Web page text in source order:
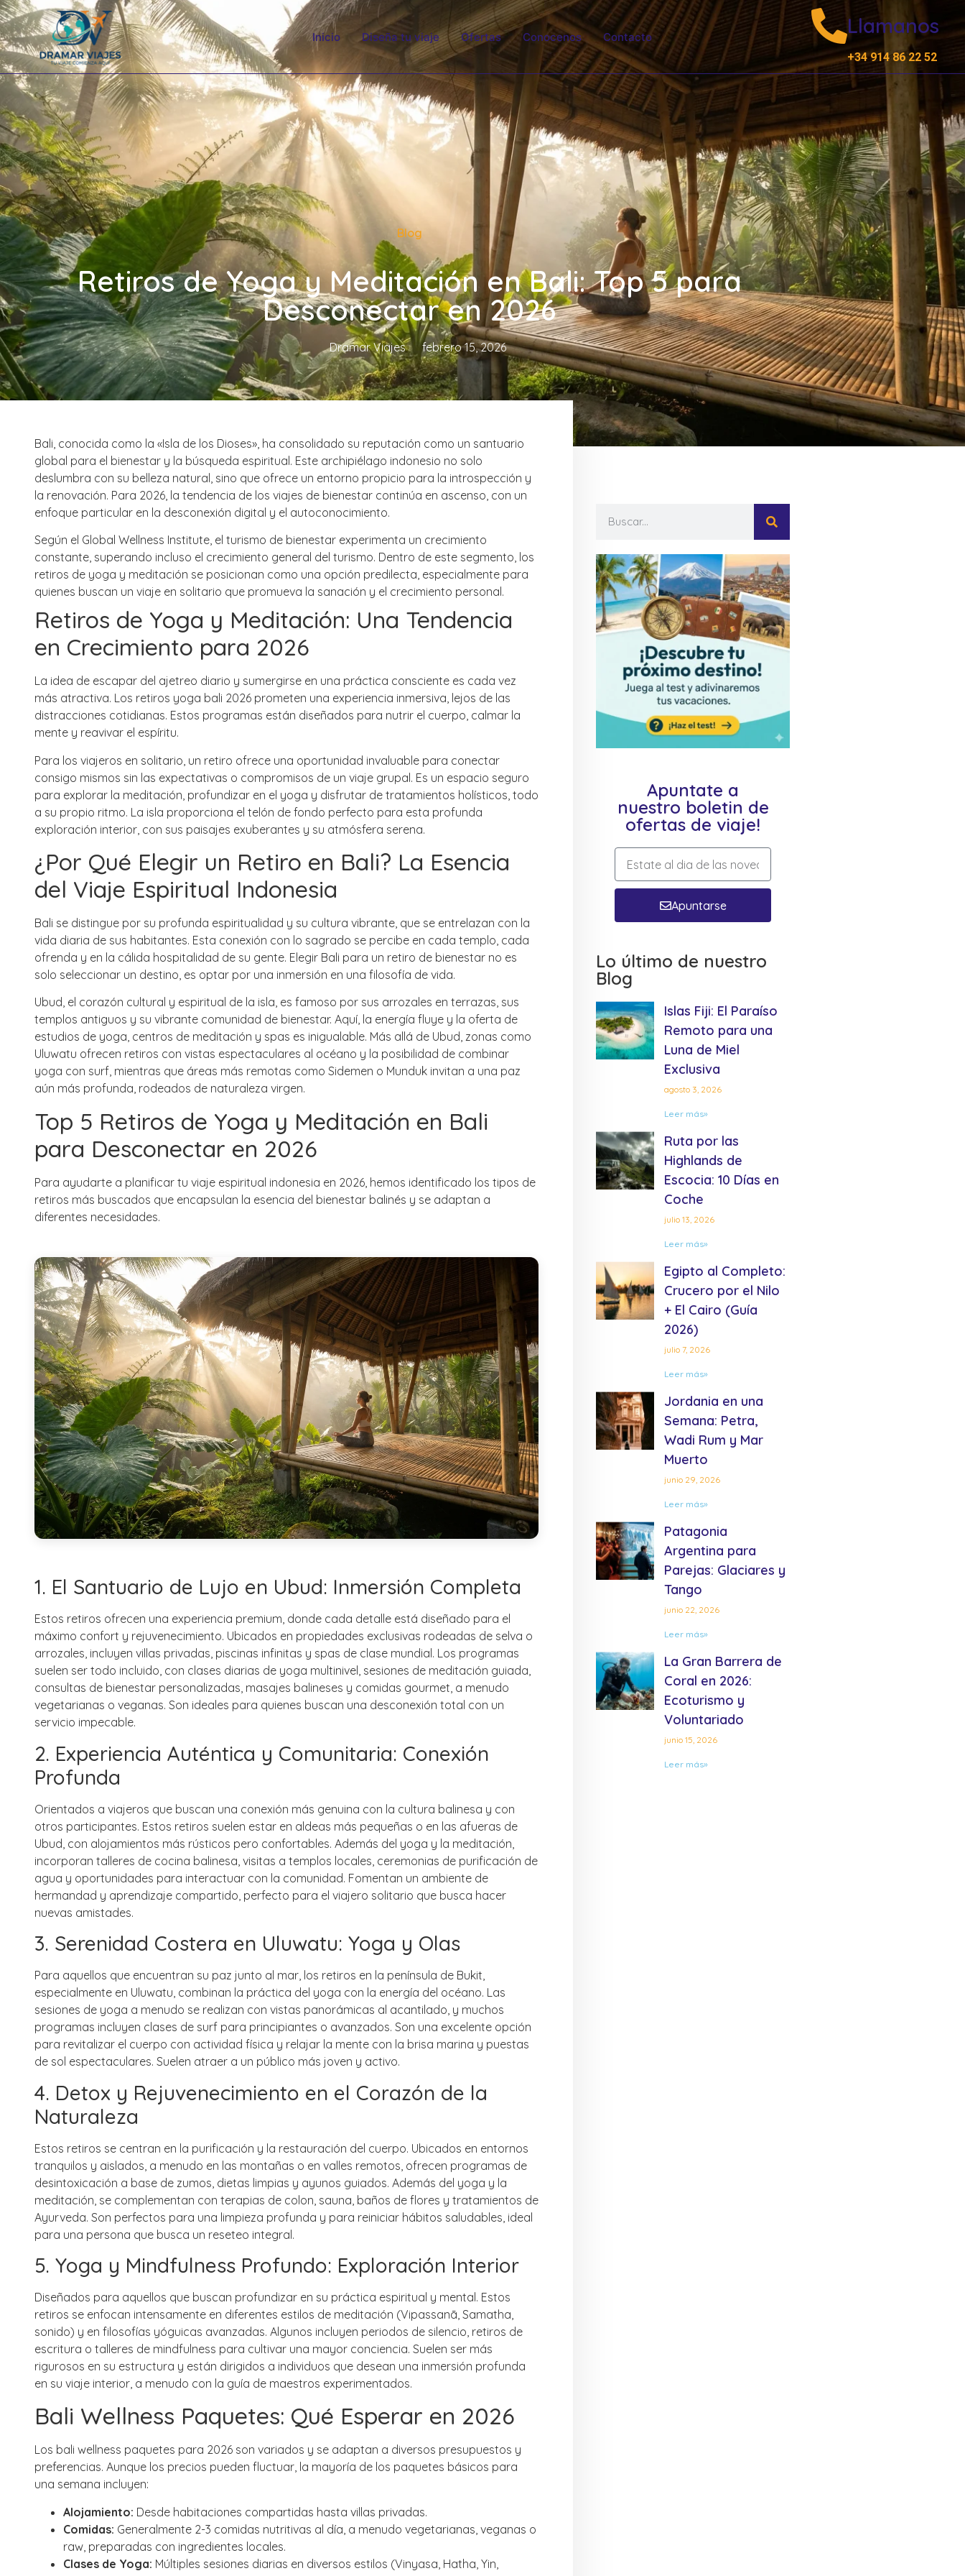
Inicio Diseña tu viaje Ofertas Conocenos Contacto Llamanos
+34 914 86 22 52
Blog
Retiros de Yoga y Meditación en Bali: Top 5 para
Desconectar en 2026
Dramar Viajes febrero 15, 2026
Bali, conocida como la «Isla de los Dioses», ha consolidado su reputación como un santuario
global para el bienestar y la búsqueda espiritual. Este archipiélago indonesio no solo
deslumbra con su belleza natural, sino que ofrece un entorno propicio para la introspección y
la renovación. Para 2026, la tendencia de los viajes de bienestar continúa en ascenso, con un
enfoque particular en la desconexión digital y el autoconocimiento.
Según el Global Wellness Institute, el turismo de bienestar experimenta un crecimiento
constante, superando incluso el crecimiento general del turismo. Dentro de este segmento, los
retiros de yoga y meditación se posicionan como una opción predilecta, especialmente para
quienes buscan un viaje en solitario que promueva la sanación y el crecimiento personal.
Retiros de Yoga y Meditación: Una Tendencia
en Crecimiento para 2026
La idea de escapar del ajetreo diario y sumergirse en una práctica consciente es cada vez
más atractiva. Los retiros yoga bali 2026 prometen una experiencia inmersiva, lejos de las
distracciones cotidianas. Estos programas están diseñados para nutrir el cuerpo, calmar la
mente y reavivar el espíritu.
Para los viajeros en solitario, un retiro ofrece una oportunidad invaluable para conectar
consigo mismos sin las expectativas o compromisos de un viaje grupal. Es un espacio seguro
para explorar la meditación, profundizar en el yoga y disfrutar de tratamientos holísticos, todo
a su propio ritmo. La isla proporciona el telón de fondo perfecto para esta profunda
exploración interior, con sus paisajes exuberantes y su atmósfera serena.
¿Por Qué Elegir un Retiro en Bali? La Esencia
del Viaje Espiritual Indonesia
Bali se distingue por su profunda espiritualidad y su cultura vibrante, que se entrelazan con la
vida diaria de sus habitantes. Esta conexión con lo sagrado se percibe en cada templo, cada
ofrenda y en la cálida hospitalidad de su gente. Elegir Bali para un retiro de bienestar no es
solo seleccionar un destino, es optar por una inmersión en una filosofía de vida.
Ubud, el corazón cultural y espiritual de la isla, es famoso por sus arrozales en terrazas, sus
templos antiguos y su vibrante comunidad de bienestar. Aquí, la energía fluye y la oferta de
estudios de yoga, centros de meditación y spas es inigualable. Más allá de Ubud, zonas como
Uluwatu ofrecen retiros con vistas espectaculares al océano y la posibilidad de combinar
yoga con surf, mientras que áreas más remotas como Sidemen o Munduk invitan a una paz
aún más profunda, rodeados de naturaleza virgen.
Top 5 Retiros de Yoga y Meditación en Bali
para Desconectar en 2026
Para ayudarte a planificar tu viaje espiritual indonesia en 2026, hemos identificado los tipos de
retiros más buscados que encapsulan la esencia del bienestar balinés y se adaptan a
diferentes necesidades.
1. El Santuario de Lujo en Ubud: Inmersión Completa
Estos retiros ofrecen una experiencia premium, donde cada detalle está diseñado para el
máximo confort y rejuvenecimiento. Ubicados en propiedades exclusivas rodeadas de selva o
arrozales, incluyen villas privadas, piscinas infinitas y spas de clase mundial. Los programas
suelen ser todo incluido, con clases diarias de yoga multinivel, sesiones de meditación guiada,
consultas de bienestar personalizadas, masajes balineses y comidas gourmet, a menudo
vegetarianas o veganas. Son ideales para quienes buscan una desconexión total con un
servicio impecable.
2. Experiencia Auténtica y Comunitaria: Conexión
Profunda
Orientados a viajeros que buscan una conexión más genuina con la cultura balinesa y con
otros participantes. Estos retiros suelen estar en aldeas más pequeñas o en las afueras de
Ubud, con alojamientos más rústicos pero confortables. Además del yoga y la meditación,
incorporan talleres de cocina balinesa, visitas a templos locales, ceremonias de purificación de
agua y oportunidades para interactuar con la comunidad. Fomentan un ambiente de
hermandad y aprendizaje compartido, perfecto para el viajero solitario que busca hacer
nuevas amistades.
3. Serenidad Costera en Uluwatu: Yoga y Olas
Para aquellos que encuentran su paz junto al mar, los retiros en la península de Bukit,
especialmente en Uluwatu, combinan la práctica del yoga con la energía del océano. Las
sesiones de yoga a menudo se realizan con vistas panorámicas al acantilado, y muchos
programas incluyen clases de surf para principiantes o avanzados. Son una excelente opción
para revitalizar el cuerpo con actividad física y relajar la mente con la brisa marina y puestas
de sol espectaculares. Suelen atraer a un público más joven y activo.
4. Detox y Rejuvenecimiento en el Corazón de la
Naturaleza
Estos retiros se centran en la purificación y la restauración del cuerpo. Ubicados en entornos
tranquilos y aislados, a menudo en las montañas o en valles remotos, ofrecen programas de
desintoxicación a base de zumos, dietas limpias y ayunos guiados. Además del yoga y la
meditación, se complementan con terapias de colon, sauna, baños de flores y tratamientos de
Ayurveda. Son perfectos para una limpieza profunda y para reiniciar hábitos saludables, ideal
para una persona que busca un reseteo integral.
5. Yoga y Mindfulness Profundo: Exploración Interior
Diseñados para aquellos que buscan profundizar en su práctica espiritual y mental. Estos
retiros se enfocan intensamente en diferentes estilos de meditación (Vipassanā, Samatha,
sonido) y en filosofías yóguicas avanzadas. Algunos incluyen periodos de silencio, retiros de
escritura o talleres de mindfulness para cultivar una mayor conciencia. Suelen ser más
rigurosos en su estructura y están dirigidos a individuos que desean una inmersión profunda
en su viaje interior, a menudo con la guía de maestros experimentados.
Bali Wellness Paquetes: Qué Esperar en 2026
Los bali wellness paquetes para 2026 son variados y se adaptan a diversos presupuestos y
preferencias. Aunque los precios pueden fluctuar, la mayoría de los paquetes básicos para
una semana incluyen:
Alojamiento: Desde habitaciones compartidas hasta villas privadas.
Comidas: Generalmente 2-3 comidas nutritivas al día, a menudo vegetarianas, veganas o
raw, preparadas con ingredientes locales.
Clases de Yoga: Múltiples sesiones diarias en diversos estilos (Vinyasa, Hatha, Yin,
Apuntate a
nuestro boletin de
ofertas de viaje!
Apuntarse
Lo último de nuestro
Blog
Islas Fiji: El Paraíso
Remoto para una
Luna de Miel
Exclusiva
agosto 3, 2026
Leer más»
Ruta por las
Highlands de
Escocia: 10 Días en
Coche
julio 13, 2026
Leer más»
Egipto al Completo:
Crucero por el Nilo
+ El Cairo (Guía
2026)
julio 7, 2026
Leer más»
Jordania en una
Semana: Petra,
Wadi Rum y Mar
Muerto
junio 29, 2026
Leer más»
Patagonia
Argentina para
Parejas: Glaciares y
Tango
junio 22, 2026
Leer más»
La Gran Barrera de
Coral en 2026:
Ecoturismo y
Voluntariado
junio 15, 2026
Leer más»